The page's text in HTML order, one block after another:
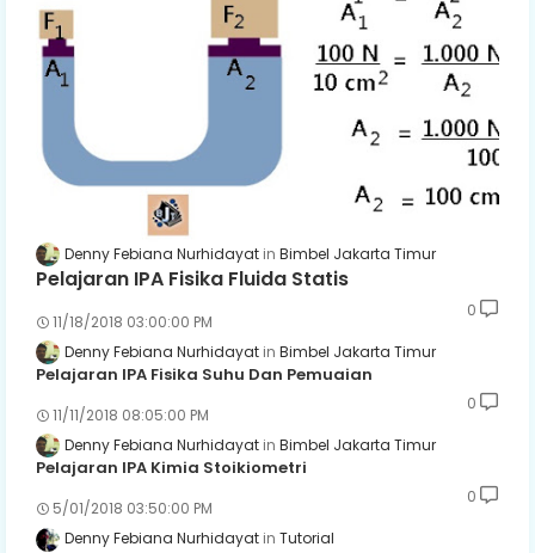
Denny Febiana Nurhidayat Bimbel Jakarta Timur
Pelajaran IPA Fisika Fluida Statis
11/18/2018 03:00:00 PM
0
Denny Febiana Nurhidayat Bimbel Jakarta Timur
Pelajaran IPA Fisika Suhu Dan Pemuaian
11/11/2018 08:05:00 PM
0
Denny Febiana Nurhidayat Bimbel Jakarta Timur
Pelajaran IPA Kimia Stoikiometri
5/01/2018 03:50:00 PM
0
Denny Febiana Nurhidayat Tutorial